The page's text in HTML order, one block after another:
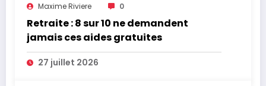
Maxime Riviere 0
Retraite : 8 sur 10 ne demandent
jamais ces aides gratuites
27 juillet 2026